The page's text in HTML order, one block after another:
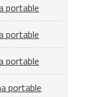
portable
portable
portable
portable